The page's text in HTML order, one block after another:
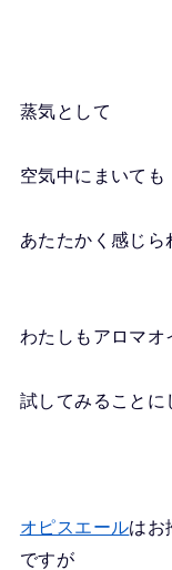
蒸気として
空気中にまいても
あたたかく感じら
わたしもアロマ
試してみることに
オピスエールはお
ですが